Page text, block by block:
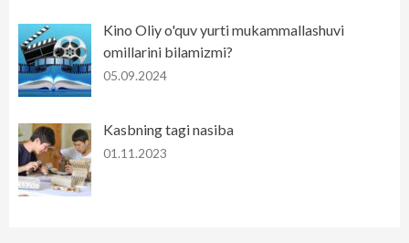
Kino Oliy o'quv yurti mukammallashuvi
omillarini bilamizmi?
05.09.2024
Kasbning tagi nasiba
01.11.2023